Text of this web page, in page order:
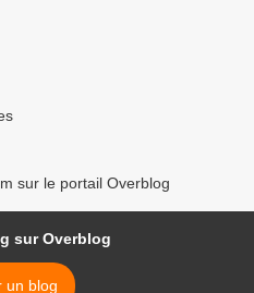
sur le portail Overblog
sur Overblog
un blog